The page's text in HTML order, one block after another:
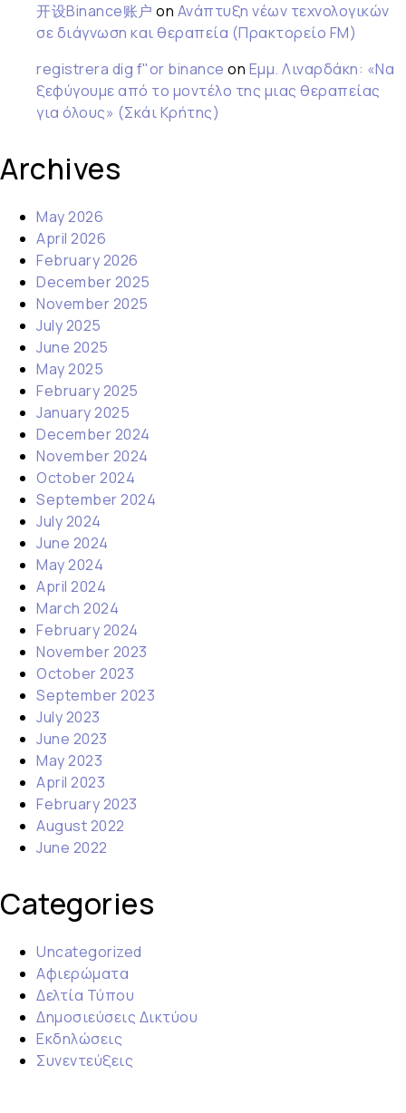
开设Binance账户 on Ανάπτυξη νέων τεχνολογικών
σε διάγνωση και θεραπεία (Πρακτορείο FM)
registrera dig f"or binance on Εμμ. Λιναρδάκη: «Να
ξεφύγουμε από το μοντέλο της μιας θεραπείας
για όλους» (Σκάι Κρήτης)
Archives
May 2026
April 2026
February 2026
December 2025
November 2025
July 2025
June 2025
May 2025
February 2025
January 2025
December 2024
November 2024
October 2024
September 2024
July 2024
June 2024
May 2024
April 2024
March 2024
February 2024
November 2023
October 2023
September 2023
July 2023
June 2023
May 2023
April 2023
February 2023
August 2022
June 2022
Categories
Uncategorized
Αφιερώματα
Δελτία Τύπου
Δημοσιεύσεις Δικτύου
Εκδηλώσεις
Συνεντεύξεις